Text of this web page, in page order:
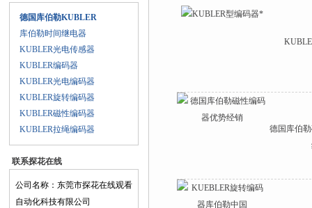
德国库伯勒KUBLER
库伯勒时间继电器
KUBLER光电传感器
KUBLER编码器
KUBLER光电编码器
KUBLER旋转编码器
KUBLER磁性编码器
KUBLER拉绳编码器
联系探花在线
观看
公司名称：东莞市探花在线观看
自动化科技有限公司
德国库伯